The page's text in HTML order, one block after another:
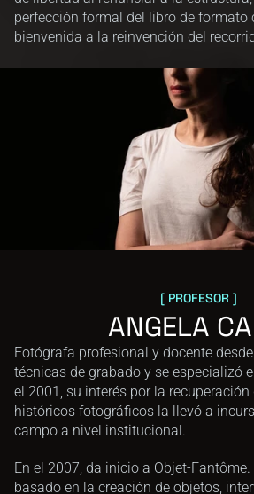
perfección formal del libro de formato
bienvenida a la reinvención del
[ PROFESOR ]
ANGELA
Fotógrafa profesional y docente
técnicas de grabado y se especializó
el 2001, su interés por la
históricos fotográficos la llevó a
campo a nivel institucional.
En el 2007, da inicio a Objet-Fantôme.
basado en la creación de objetos,